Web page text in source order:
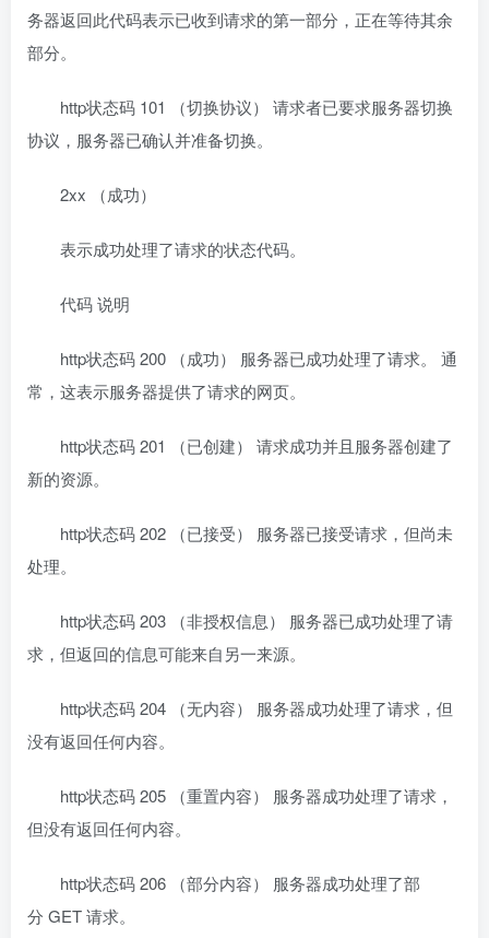
务器返回此代码表示已收到请求的第一部分，正在等待其余
部分。
http状态码 101 （切换协议） 请求者已要求服务器切换
协议，服务器已确认并准备切换。
2xx （成功）
表示成功处理了请求的状态代码。
代码 说明
http状态码 200 （成功） 服务器已成功处理了请求。 通
常，这表示服务器提供了请求的网页。
http状态码 201 （已创建） 请求成功并且服务器创建了
新的资源。
http状态码 202 （已接受） 服务器已接受请求，但尚未
处理。
http状态码 203 （非授权信息） 服务器已成功处理了请
求，但返回的信息可能来自另一来源。
http状态码 204 （无内容） 服务器成功处理了请求，但
没有返回任何内容。
http状态码 205 （重置内容） 服务器成功处理了请求，
但没有返回任何内容。
http状态码 206 （部分内容） 服务器成功处理了部
分 GET 请求。